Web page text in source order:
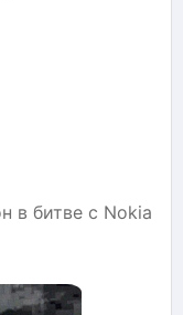
в битве с Nokia